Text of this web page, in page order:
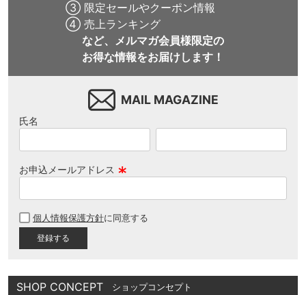
③ 限定セールやクーポン情報
④ 売上ランキング
など、メルマガ会員様限定の
お得な情報をお届けします！
MAIL MAGAZINE
氏名
お申込メールアドレス
須
個人情報保護方針に同意する
SHOP CONCEPT ショップコンセプト